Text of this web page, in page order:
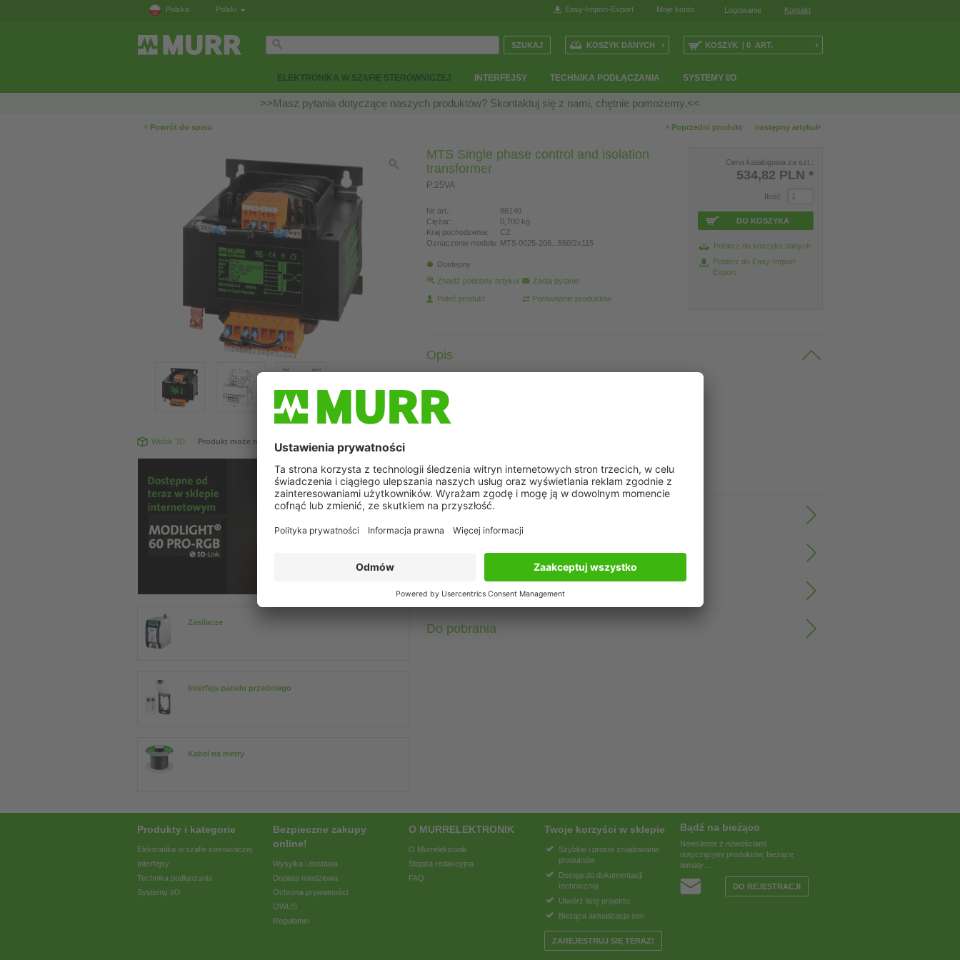
Polska Polski Logowanie Kontakt
Moje konto
Easy-Import-Export
ELEKTRONIKA W SZAFIE STEROWNICZEJ INTERFEJSY TECHNIKA PODŁĄCZANIA SYSTEMY I/O
KOSZYK | 0 ART. ›
KOSZYK DANYCH ›
>>Masz pytania dotyczące naszych produktów? Skontaktuj się z nami, chętnie pomożemy.<<
‹ Powrót do spisu następny artykuł›
‹ Poprzedni produkt
Widok 3D Produkt może różnić się od przedstawionego na zdjęciu
Zasilacze
Interfejs panelu przedniego
Kabel na metry
MTS Single phase control and isolation
transformer
P:25VA
Nr art.:
86140
Ciężar:
0,700 kg
Kraj pochodzenia:
CZ
Oznaczenie modelu: MTS 0025-208...550/2x115
Dostepny
Znajdź podobny artykuł
Zadaj pytanie
Poleć produkt Porównanie produktów
Cena katalogowa za szt.:
534,82 PLN *
Ilość
DO KOSZYKA
Pobierz do koszyka danych
Pobierz do Easy-Import-
Export
Opis
25 VA
Klasa izolacji T 40/B
Inne napięcia na życzenie.
Dane techniczne
Parametry zacisków
Dane handlowe
Do pobrania
Produkty i kategorie
Elektronika w szafie sterowniczej
Interfejsy
Technika podłączania
Systemy I/O
Bezpieczne zakupy
online!
Wysyłka i dostawa
Dopłata miedziowa
Ochrona prywatności
OWUS
Regulamin
O MURRELEKTRONIK
O Murrelektronik
Stopka redakcyjna
FAQ
Twoje korzyści w sklepie
Szybkie i proste znajdowanie
produktów
Dostęp do dokumentacji
technicznej
Utwórz listę projektu
Bieżąca aktualizacja cen
ZAREJESTRUJ SIĘ TERAZ!
Bądź na bieżąco
Newsletter z nowościami
dotyczącymi produktów, bieżące
tematy ...
DO REJESTRACJI